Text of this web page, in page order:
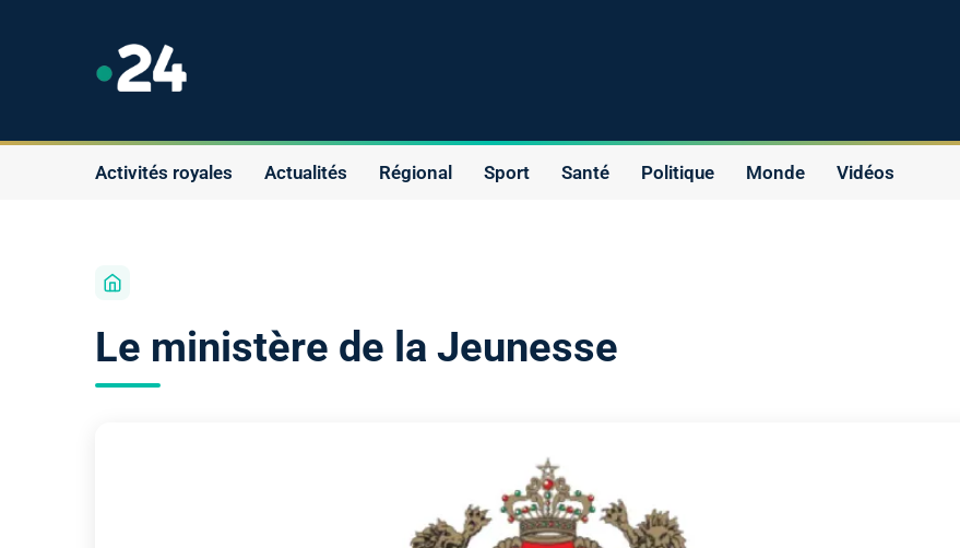
Activités royales Actualités Régional Sport Santé Politique Monde Vidéos
Le ministère de la Jeunesse